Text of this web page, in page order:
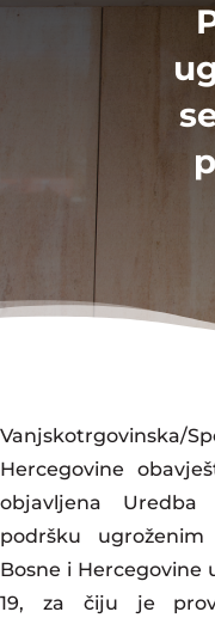
Vanjskotrgovinska/
Hercegovine
objavljena
podršku
Bosne i Hercegovine
19, za čiju je